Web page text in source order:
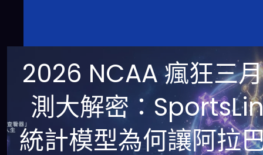
2026 NCAA 瘋狂三
測大解密：
統計模型為何讓阿拉